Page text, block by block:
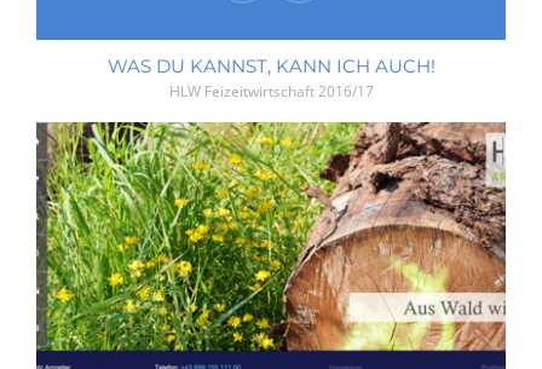
WAS DU KANNST, KANN ICH AUCH!
HLW Feizeitwirtschaft2016/17